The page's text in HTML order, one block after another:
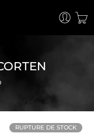
RUPTURE DE STOCK